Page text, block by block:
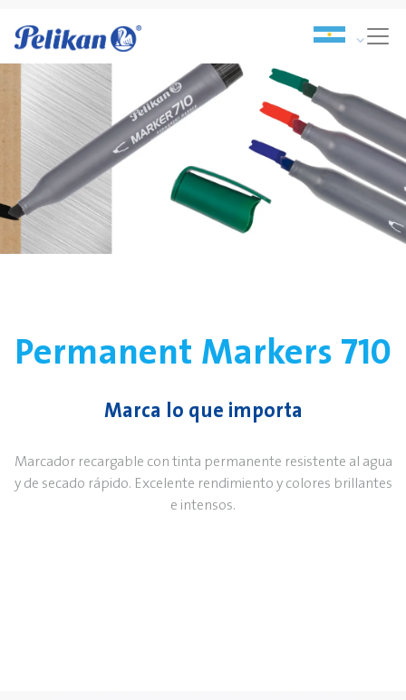
Permanent Markers 710
Marca lo que importa
Marcador recargable con tinta permanente resistente al agua
y de secado rápido. Excelente rendimiento y colores brillantes
e intensos.